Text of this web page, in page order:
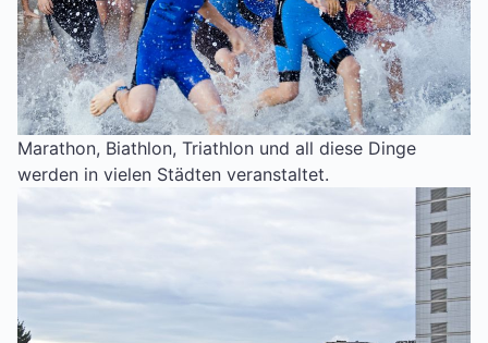
Marathon, Biathlon, Triathlon und all diese Dinge
werden in vielen Städten veranstaltet.